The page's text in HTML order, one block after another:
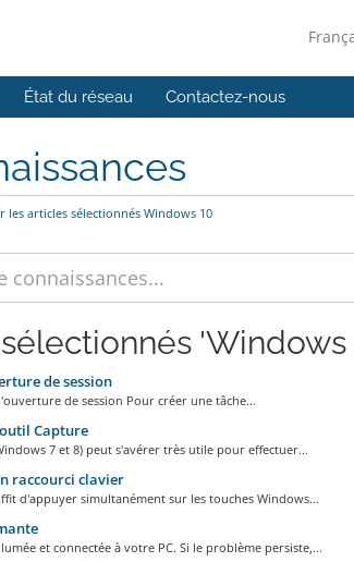
État du réseau Contactez-nous
les articles sélectionnés Windows 10
'Windows
de session
de session Pour créer une tâche...
Capture
7 et 8) peut s'avérer très utile pour effectuer...
raccourci clavier
d'appuyer simultanément sur les touches Windows...
et connectée à votre PC. Si le problème persiste,...